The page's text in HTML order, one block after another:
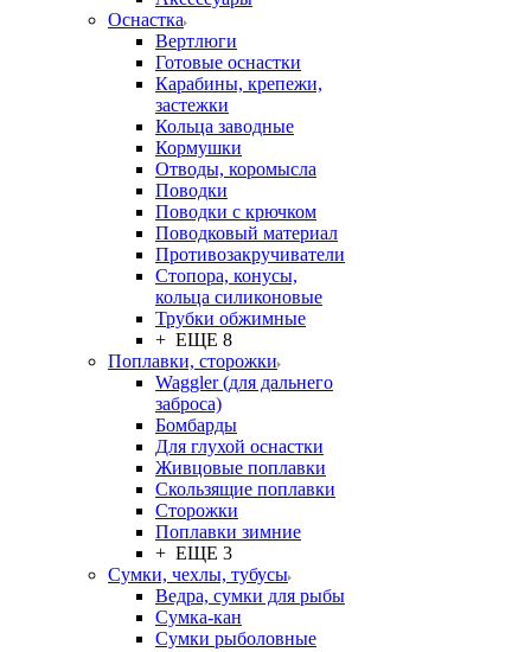
Оснастка
Вертлюги
Готовые оснастки
Карабины, крепежи,
застежки
Кольца заводные
Кормушки
Отводы, коромысла
Поводки
Поводки с крючком
Поводковый материал
Противозакручиватели
Стопора, конусы,
кольца силиконовые
Трубки обжимные
+ ЕЩЕ 8
Поплавки, сторожки
Waggler (для дальнего
заброса)
Бомбарды
Для глухой оснастки
Живцовые поплавки
Скользящие поплавки
Сторожки
Поплавки зимние
+ ЕЩЕ 3
Сумки, чехлы, тубусы
Ведра, сумки для рыбы
Сумка-кан
Сумки рыболовные